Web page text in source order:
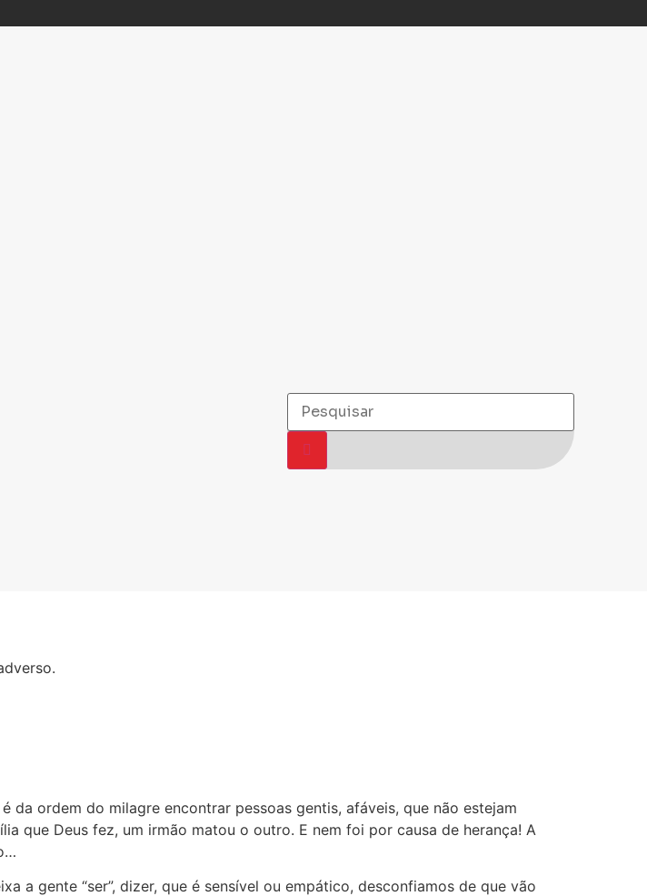
ordem do milagre encontrar pessoas gentis, afáveis, que não estejam
que Deus fez, um irmão matou o outro. E nem foi por causa de herança! A
a gente “ser”, dizer, que é sensível ou empático, desconfiamos de que vão